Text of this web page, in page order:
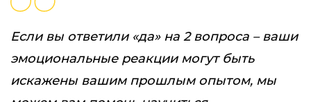
Если вы ответили «да» на 2 вопроса – ваши
эмоциональные реакции могут быть
искажены вашим прошлым опытом, мы